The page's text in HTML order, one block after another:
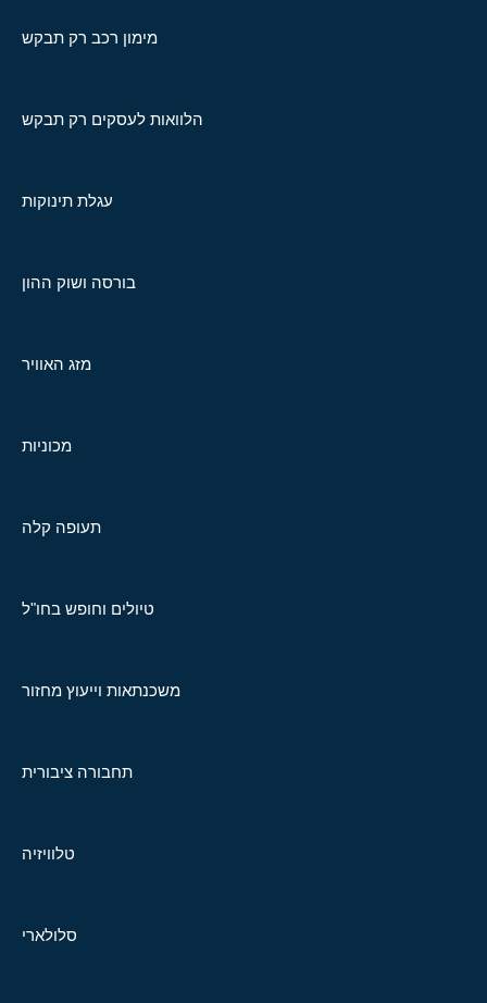
מימון רכב רק תבקש
הלוואות לעסקים רק תבקש
עגלת תינוקות
בורסה ושוק ההון
מזג האוויר
מכוניות
תעופה קלה
טיולים וחופש בחו"ל
משכנתאות וייעוץ מחזור
תחבורה ציבורית
טלוויזיה
סלולארי